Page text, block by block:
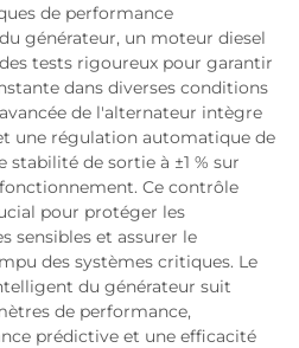
de performance
générateur, un moteur diesel
tests rigoureux pour garantir
dans diverses conditions
de l'alternateur intègre
une régulation automatique de
de sortie à ±1 % sur
Ce contrôle
pour protéger les
sensibles et assurer le
des systèmes critiques. Le
du générateur suit
de performance,
prédictive et une efficacité